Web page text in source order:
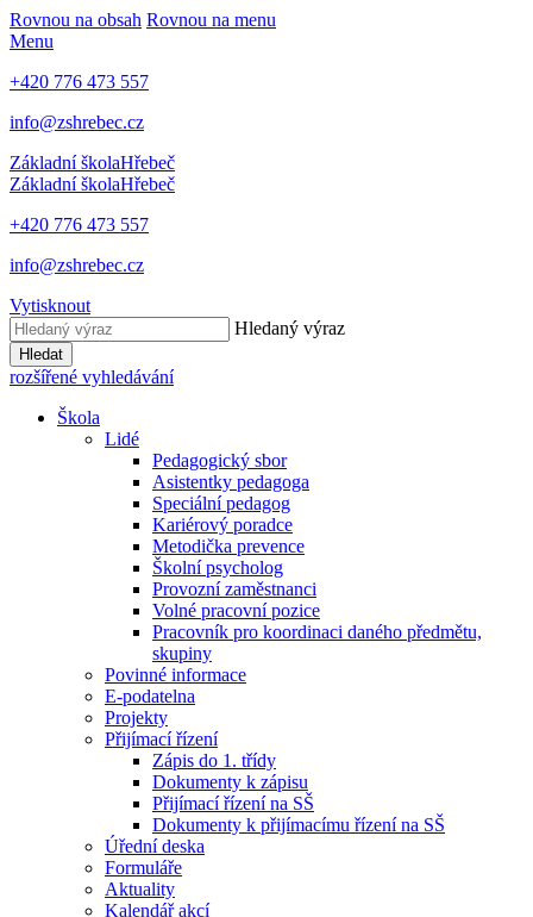
Rovnou na obsah Rovnou na menu
Menu
+420 776 473 557
info@zshrebec.cz
Základní školaHřebeč
Základní školaHřebeč
+420 776 473 557
info@zshrebec.cz
Vytisknout
Hledaný výraz
Hledat
rozšířené vyhledávání
Škola
Lidé
Pedagogický sbor
Asistentky pedagoga
Speciální pedagog
Kariérový poradce
Metodička prevence
Školní psycholog
Provozní zaměstnanci
Volné pracovní pozice
Pracovník pro koordinaci daného předmětu,
skupiny
Povinné informace
E-podatelna
Projekty
Přijímací řízení
Zápis do 1. třídy
Dokumenty k zápisu
Přijímací řízení na SŠ
Dokumenty k přijímacímu řízení na SŠ
Úřední deska
Formuláře
Aktuality
Kalendář akcí